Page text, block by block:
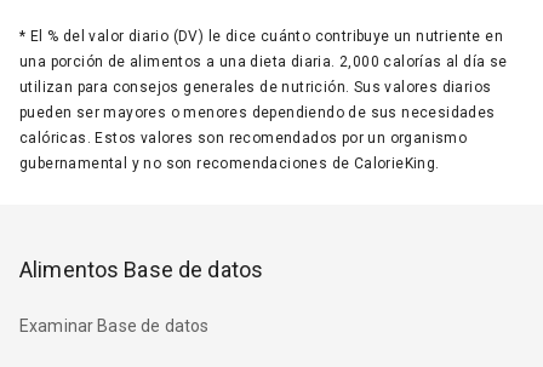
* El % del valor diario (DV) le dice cuánto contribuye un nutriente en
una porción de alimentos a una dieta diaria. 2,000 calorías al día se
utilizan para consejos generales de nutrición. Sus valores diarios
pueden ser mayores o menores dependiendo de sus necesidades
calóricas. Estos valores son recomendados por un organismo
gubernamental y no son recomendaciones de CalorieKing.
Alimentos Base de datos
Examinar Base de datos